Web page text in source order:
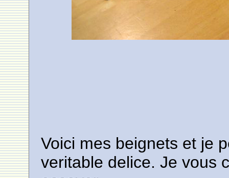
Voici mes beignets et je
veritable delice. Je vous